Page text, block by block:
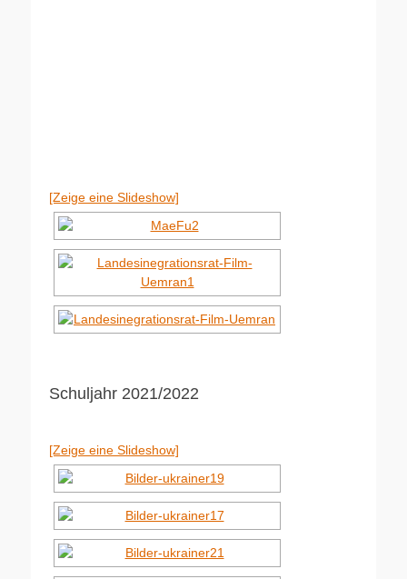
[Zeige eine Slideshow]
Schuljahr 2021/2022
[Zeige eine Slideshow]